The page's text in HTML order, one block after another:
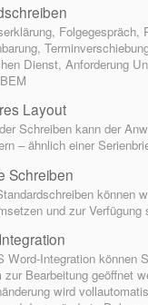
Folgegespräch,
Dienst, Anforderung
Layout
Schreiben kann der
– ähnlich einer
Schreiben
können
und zur Verfügung
Word-Integration können
Bearbeitung geöffnet
wird